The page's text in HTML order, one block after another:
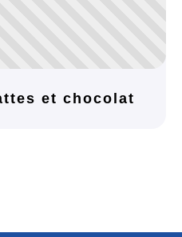
et chocolat